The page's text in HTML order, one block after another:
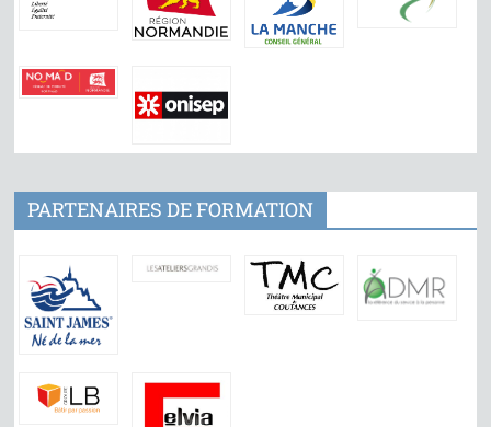
PARTENAIRES DE FORMATION